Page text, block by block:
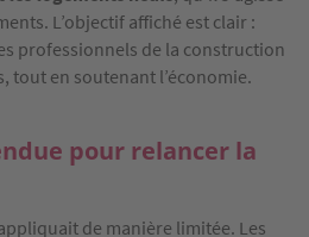
L’objectif affiché est clair :
professionnels de la construction
tout en soutenant l’économie.
pour relancer la
de manière limitée. Les